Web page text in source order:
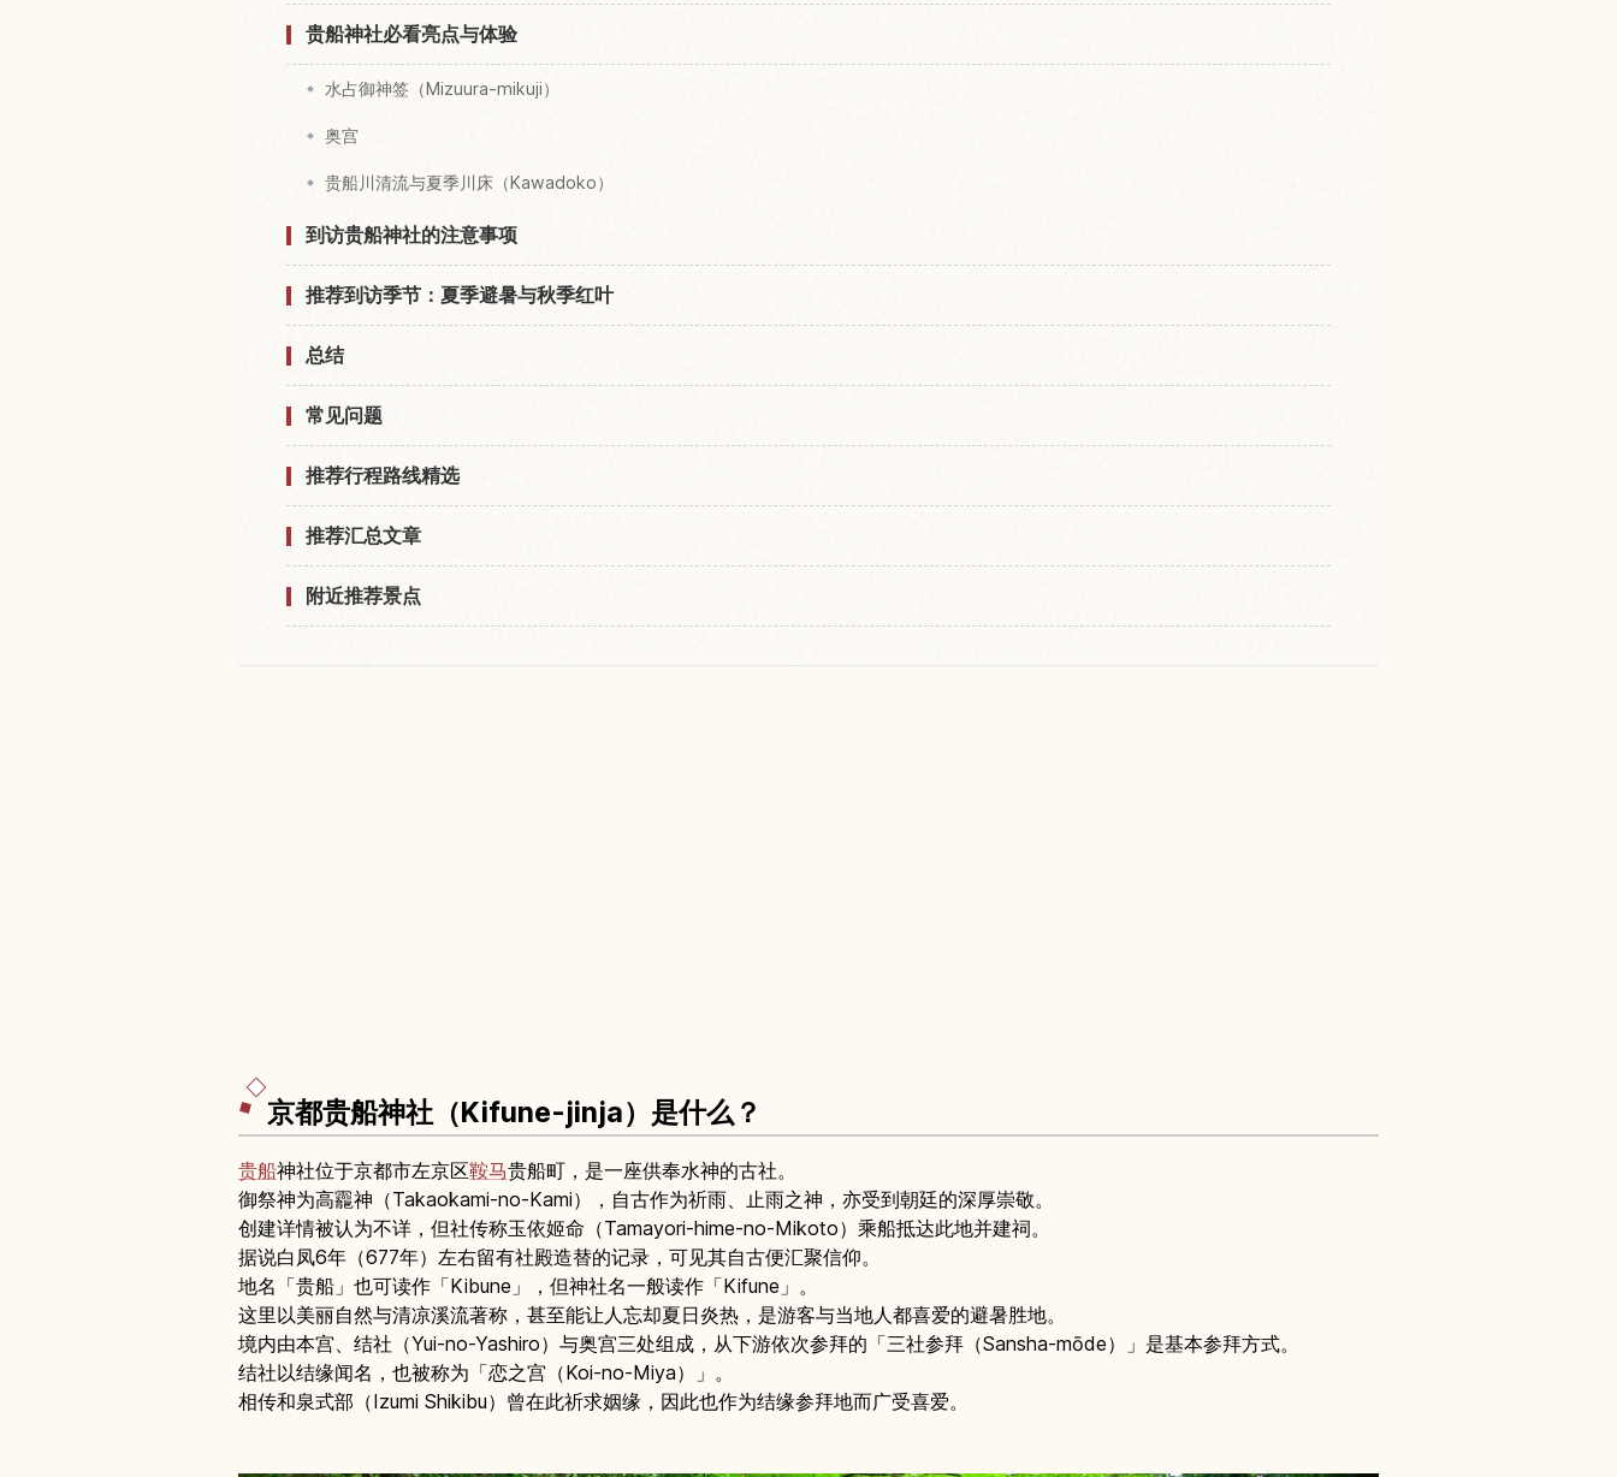
贵船神社必看亮点与体验
水占御神签（Mizuura-mikuji）
奥宫
贵船川清流与夏季川床（Kawadoko）
到访贵船神社的注意事项
推荐到访季节：夏季避暑与秋季红叶
总结
常见问题
推荐行程路线精选
推荐汇总文章
附近推荐景点
京都贵船神社（Kifune-jinja）是什么？
贵船神社位于京都市左京区鞍马贵船町，是一座供奉水神的古社。
御祭神为高龗神（Takaokami-no-Kami），自古作为祈雨、止雨之神，亦受到朝廷的深厚崇敬。
创建详情被认为不详，但社传称玉依姬命（Tamayori-hime-no-Mikoto）乘船抵达此地并建祠。
据说白凤6年（677年）左右留有社殿造替的记录，可见其自古便汇聚信仰。
地名「贵船」也可读作「Kibune」，但神社名一般读作「Kifune」。
这里以美丽自然与清凉溪流著称，甚至能让人忘却夏日炎热，是游客与当地人都喜爱的避暑胜地。
境内由本宫、结社（Yui-no-Yashiro）与奥宫三处组成，从下游依次参拜的「三社参拜（Sansha-mōde）」是基本参拜方式。
结社以结缘闻名，也被称为「恋之宫（Koi-no-Miya）」。
相传和泉式部（Izumi Shikibu）曾在此祈求姻缘，因此也作为结缘参拜地而广受喜爱。